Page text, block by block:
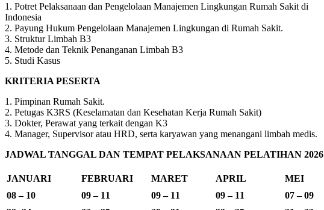
1. Potret Pelaksanaan dan Pengelolaan Manajemen Lingkungan Rumah Sakit di
Indonesia
2. Payung Hukum Pengelolaan Manajemen Lingkungan di Rumah Sakit.
3. Struktur Limbah B3
4. Metode dan Teknik Penanganan Limbah B3
5. Studi Kasus
KRITERIA PESERTA
1. Pimpinan Rumah Sakit.
2. Petugas K3RS (Keselamatan dan Kesehatan Kerja Rumah Sakit)
3. Dokter, Perawat yang terkait dengan K3
4. Manager, Supervisor atau HRD, serta karyawan yang menangani limbah medis.
JADWAL TANGGAL DAN TEMPAT PELAKSANAAN PELATIHAN 2026
JANUARI FEBRUARI MARET APRIL MEI
08 – 10
09 – 11 09 – 11 09 – 11 07 – 09